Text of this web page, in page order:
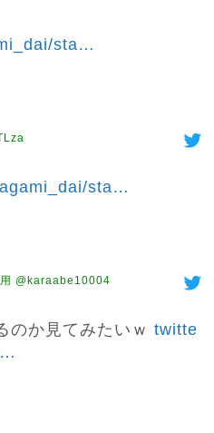
sta…
sta…
用 @karaabe10004
のか見てみたいｗ twitte
…